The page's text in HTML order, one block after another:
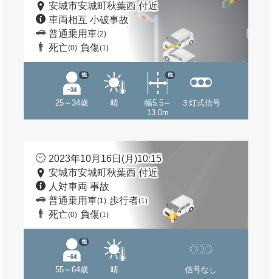
安城市安城町秋葉西 付近
車両相互 小破事故
普通乗用車(2)
死亡(0) 負傷(1)
25～34歳
他
晴
幅5.5～
13.0m
他
３灯式信号
2023年10月16日(月)10:15
安城市安城町秋葉西 付近
人対車両 事故
普通乗用車(1) 歩行者(1)
死亡(0) 負傷(1)
55～64歳
他
晴 信号なし